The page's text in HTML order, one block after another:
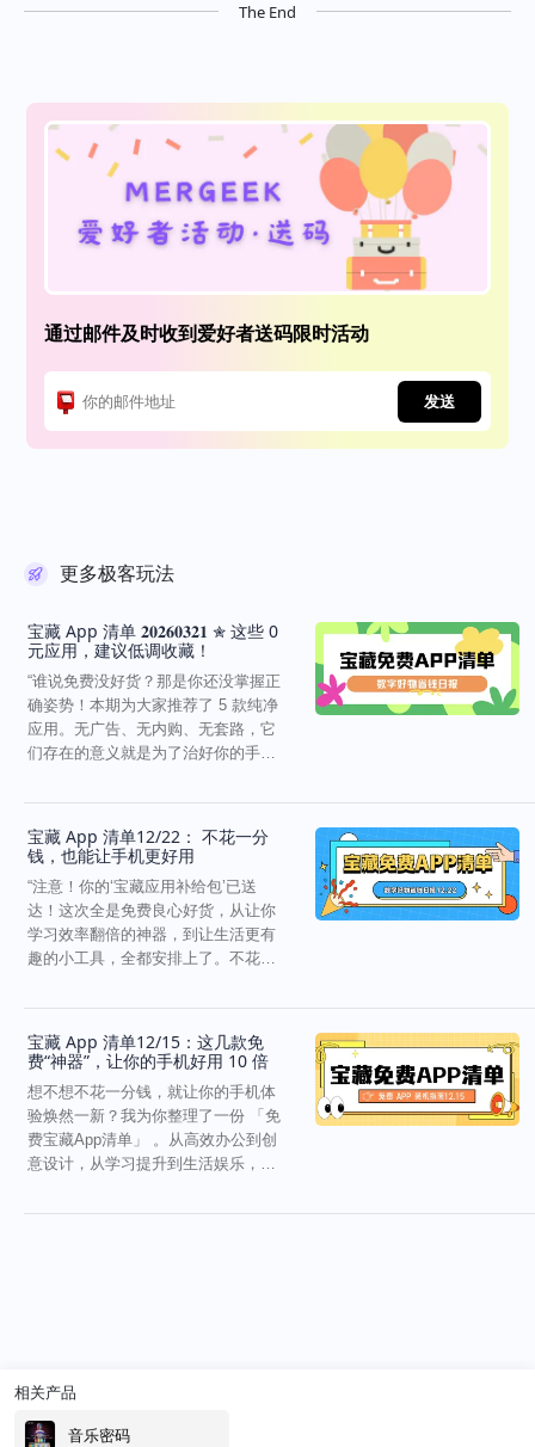
The End
通过邮件及时收到爱好者送码限时活动
发送
更多极客玩法
宝藏 App 清单 𝟐𝟎𝟐𝟔𝟎𝟑𝟐𝟏 ✮ 这些 0
元应用，建议低调收藏！
“谁说免费没好货？那是你还没掌握正
确姿势！本期为大家推荐了 5 款纯净
应用。无广告、无内购、无套路，它
们存在的意义就是为了治好你的手机
宝藏 App 清单12/22： 不花一分
钱，也能让手机更好用
“注意！你的‘宝藏应用补给包’已送
达！这次全是免费良心好货，从让你
学习效率翻倍的神器，到让生活更有
趣的小工具，全都安排上了。不花一
宝藏 App 清单12/15：这几款免
费“神器”，让你的手机好用 10 倍
想不想不花一分钱，就让你的手机体
验焕然一新？我为你整理了一份 「免
费宝藏App清单」 。从高效办公到创
意设计，从学习提升到生活娱乐，这
相关产品
音乐密码